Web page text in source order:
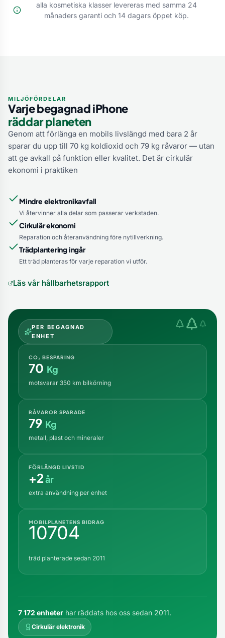
alla kosmetiska klasser levereras med samma 24
månaders garanti och 14 dagars öppet köp.
MILJÖFÖRDELAR
Varje begagnad iPhone
räddar planeten
Genom att förlänga en mobils livslängd med bara 2 år
sparar du upp till 70 kg koldioxid och 79 kg råvaror — utan
att ge avkall på funktion eller kvalitet. Det är cirkulär
ekonomi i praktiken
Mindre elektronikavfall
Vi återvinner alla delar som passerar verkstaden.
Cirkulär ekonomi
Reparation och återanvändning före nytillverkning.
Trädplantering ingår
Ett träd planteras för varje reparation vi utför.
Läs vår hållbarhetsrapport
PER BEGAGNAD
ENHET
CO₂ BESPARING
70 Kg
motsvarar 350 km bilkörning
RÅVAROR SPARADE
79 Kg
metall, plast och mineraler
FÖRLÄNGD LIVSTID
+2år
extra användning per enhet
MOBILPLANETENS BIDRAG
10704
träd planterade sedan 2011
7 172 enheter har räddats hos oss sedan 2011.
Cirkulär elektronik